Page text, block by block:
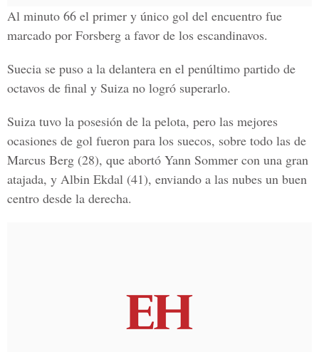
Al minuto 66 el primer y único gol del encuentro fue
marcado por Forsberg a favor de los escandinavos.
Suecia se puso a la delantera en el penúltimo partido de
octavos de final y Suiza no logró superarlo.
Suiza tuvo la posesión de la pelota, pero las mejores
ocasiones de gol fueron para los suecos, sobre todo las de
Marcus Berg (28), que abortó Yann Sommer con una gran
atajada, y Albin Ekdal (41), enviando a las nubes un buen
centro desde la derecha.